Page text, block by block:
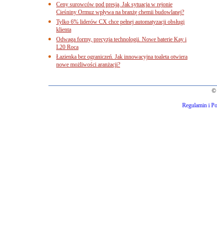
Ceny surowców pod presją. Jak sytuacja w rejonie
Cieśniny Ormuz wpływa na branżę chemii budowlanej?
Tylko 6% liderów CX chce pełnej automatyzacji obsługi
klienta
Odwaga formy, precyzja technologii. Nowe baterie Kay i
L20 Roca
Łazienka bez ograniczeń. Jak innowacyjna toaleta otwiera
nowe możliwości aranżacji?
©
Regulamin i